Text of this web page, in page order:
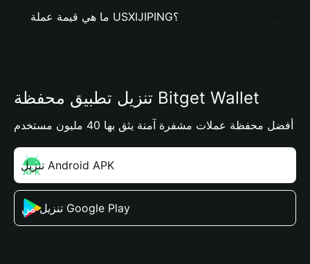
ما هي قيمة عملة USXIJIPING؟
تنزيل تطبيق محفظة Bitget Wallet
أفضل محفظة عملات مشفرة آمنة يثق بها 40 مليون مستخدم
تنزيل Android APK
تنزيل من Google Play